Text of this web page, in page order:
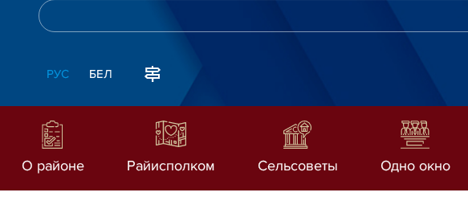
РУС БЕЛ
О районе Райисполком Сельсоветы Одно окно